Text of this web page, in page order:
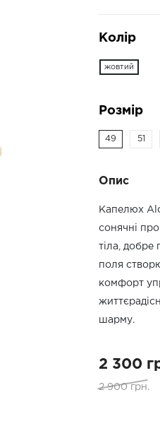
Колір
жовтий
Розмір
49 51
Опис
Капелюх
сонячні
тіла, добре
поля
комфорт
шарму.
2 300
2 900 грн.